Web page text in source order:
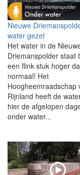
Nieuwe
water gezet
Het water in de
Driemanspolder staat
een flink stuk hoger
normaal! Het
Hoogheemraadschap
Rijnland heeft de
hier de afgelopen
onder water...